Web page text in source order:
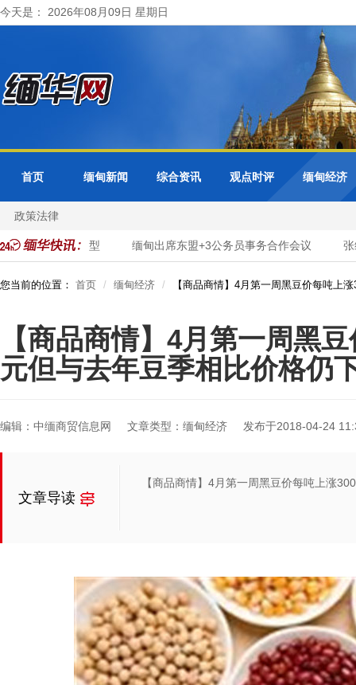
今天是： 2026年08月09日 星期日
首页 缅甸新闻 综合资讯 观点时评 缅甸经济
政策法律
服务数字化转型 缅甸出席东盟+3公务员事务合作会议 张
您当前的位置： 首页 缅甸经济 【商品商情】4月第一周黑豆价每吨上
【商品商情】4月第一周黑
元但与去年豆季相比价格仍
编辑：中缅商贸信息网 文章类型：缅甸经济 发布于2018-04-24
文章导读
【商品商情】4月第一周黑豆价每吨上涨